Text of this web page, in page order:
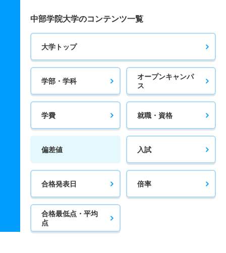
中部学院大学のコンテンツ一覧
大学トップ
学部・学科
オープンキャンパ
ス
学費 就職・資格
偏差値 入試
合格発表日 倍率
合格最低点・平均
点